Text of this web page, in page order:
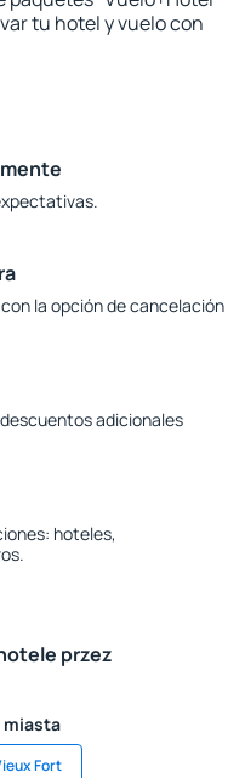
tu hotel y vuelo con
la opción de cancelación
adicionales
hoteles,
przez
miasta
Fort